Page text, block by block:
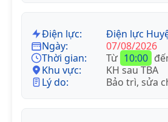
Điện lực:
Điện lực
Ngày:
07/08/2026
Thời gian:
Từ 10:00
Khu vực:
KH sau TBA
Lý do:
Bảo trì, sửa